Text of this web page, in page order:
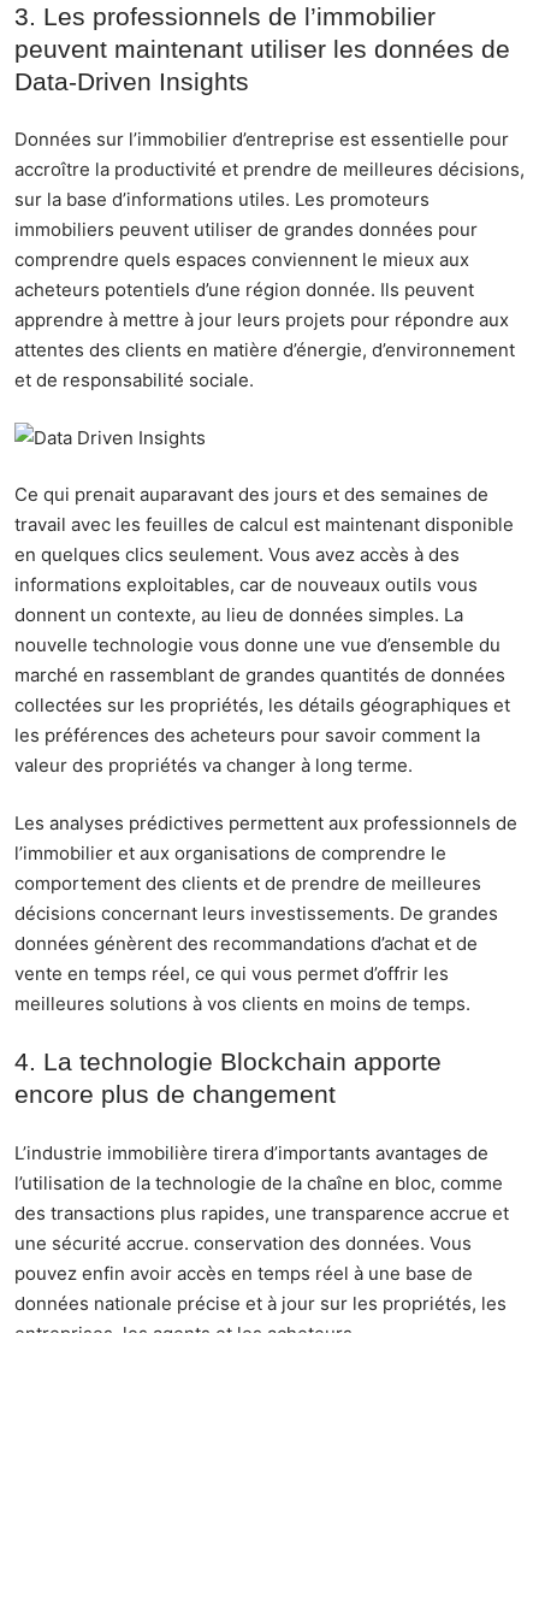
3. Les professionnels de l’immobilier
peuvent maintenant utiliser les données de
Data-Driven Insights
Données sur l’immobilier d’entreprise est essentielle pour
accroître la productivité et prendre de meilleures décisions,
sur la base d’informations utiles. Les promoteurs
immobiliers peuvent utiliser de grandes données pour
comprendre quels espaces conviennent le mieux aux
acheteurs potentiels d’une région donnée. Ils peuvent
apprendre à mettre à jour leurs projets pour répondre aux
attentes des clients en matière d’énergie, d’environnement
et de responsabilité sociale.
Ce qui prenait auparavant des jours et des semaines de
travail avec les feuilles de calcul est maintenant disponible
en quelques clics seulement. Vous avez accès à des
informations exploitables, car de nouveaux outils vous
donnent un contexte, au lieu de données simples. La
nouvelle technologie vous donne une vue d’ensemble du
marché en rassemblant de grandes quantités de données
collectées sur les propriétés, les détails géographiques et
les préférences des acheteurs pour savoir comment la
valeur des propriétés va changer à long terme.
Les analyses prédictives permettent aux professionnels de
l’immobilier et aux organisations de comprendre le
comportement des clients et de prendre de meilleures
décisions concernant leurs investissements. De grandes
données génèrent des recommandations d’achat et de
vente en temps réel, ce qui vous permet d’offrir les
meilleures solutions à vos clients en moins de temps.
4. La technologie Blockchain apporte
encore plus de changement
L’industrie immobilière tirera d’importants avantages de
l’utilisation de la technologie de la chaîne en bloc, comme
des transactions plus rapides, une transparence accrue et
une sécurité accrue. conservation des données. Vous
pouvez enfin avoir accès en temps réel à une base de
données nationale précise et à jour sur les propriétés, les
entreprises, les agents et les acheteurs.